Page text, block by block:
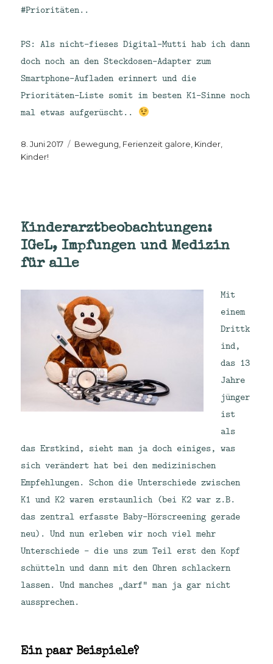
#Prioritäten..
PS: Als nicht-fieses Digital-Mutti hab ich dann
doch noch an den Steckdosen-Adapter zum
Smartphone-Aufladen erinnert und die
Prioritäten-Liste somit im besten K1-Sinne noch
mal etwas aufgerüscht..
Veröffentlicht
am
8. Juni 2017 Kategorien
Bewegung Ferienzeit galore Kinder,
Kinder!
Kinderarztbeobachtungen:
IGeL, Impfungen und Medizin
für alle
Mit
einem
Drittk
ind,
das 13
Jahre
jünger
ist
als
das Erstkind, sieht man ja doch einiges, was
sich verändert hat bei den medizinischen
Empfehlungen. Schon die Unterschiede zwischen
K1 und K2 waren erstaunlich (bei K2 war z.B.
das zentral erfasste Baby-Hörscreening gerade
neu). Und nun erleben wir noch viel mehr
Unterschiede – die uns zum Teil erst den Kopf
schütteln und dann mit den Ohren schlackern
lassen. Und manches „darf“ man ja gar nicht
aussprechen.
Ein paar Beispiele?